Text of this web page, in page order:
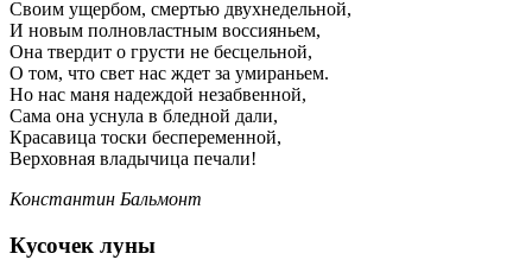
Своим ущербом, смертью двухнедельной,
И новым полновластным воссияньем,
Она твердит о грусти не бесцельной,
О том, что свет нас ждет за умираньем.
Но нас маня надеждой незабвенной,
Сама она уснула в бледной дали,
Красавица тоски беспеременной,
Верховная владычица печали!
Константин Бальмонт
Кусочек луны